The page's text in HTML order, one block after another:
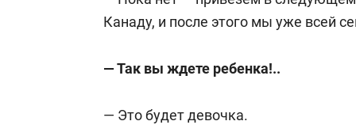
Канаду, и после этого мы уже всей
— Так вы ждете ребенка!..
— Это будет девочка.